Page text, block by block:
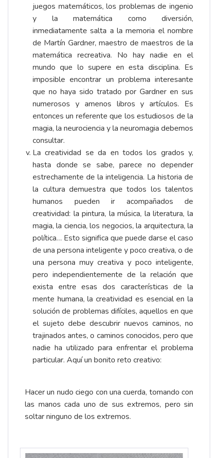
juegos matemáticos, los problemas de ingenio
y la matemática como diversión,
inmediatamente salta a la memoria el nombre
de Martín Gardner, maestro de maestros de la
matemática recreativa. No hay nadie en el
mundo que lo supere en esta disciplina. Es
imposible encontrar un problema interesante
que no haya sido tratado por Gardner en sus
numerosos y amenos libros y artículos. Es
entonces un referente que los estudiosos de la
magia, la neurociencia y la neuromagia debemos
consultar.
La creatividad se da en todos los grados y,
hasta donde se sabe, parece no depender
estrechamente de la inteligencia. La historia de
la cultura demuestra que todos los talentos
humanos pueden ir acompañados de
creatividad: la pintura, la música, la literatura, la
magia, la ciencia, los negocios, la arquitectura, la
política… Esto significa que puede darse el caso
de una persona inteligente y poco creativa, o de
una persona muy creativa y poco inteligente,
pero independientemente de la relación que
exista entre esas dos características de la
mente humana, la creatividad es esencial en la
solución de problemas difíciles, aquellos en que
el sujeto debe descubrir nuevos caminos, no
trajinados antes, o caminos conocidos, pero que
nadie ha utilizado para enfrentar el problema
particular. Aquí un bonito reto creativo:
Hacer un nudo ciego con una cuerda, tomando con
las manos cada uno de sus extremos, pero sin
soltar ninguno de los extremos.